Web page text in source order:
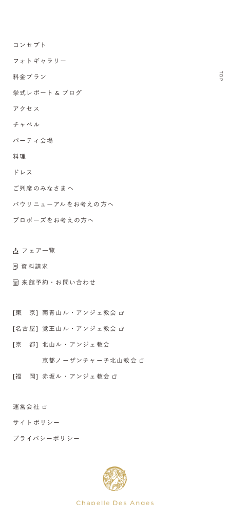
TOP
コンセプト
フォトギャラリー
料金プラン
挙式レポート & ブログ
アクセス
チャペル
パーティ会場
料理
ドレス
ご列席のみなさまへ
バウリニューアルをお考えの方へ
プロポーズをお考えの方へ
フェア一覧
資料請求
来館予約・お問い合わせ
[東 京] 南青山ル・アンジェ教会
[名古屋] 覚王山ル・アンジェ教会
[京 都] 北山ル・アンジェ教会
京都ノーザンチャーチ北山教会
[福 岡] 赤坂ル・アンジェ教会
運営会社
サイトポリシー
プライバシーポリシー